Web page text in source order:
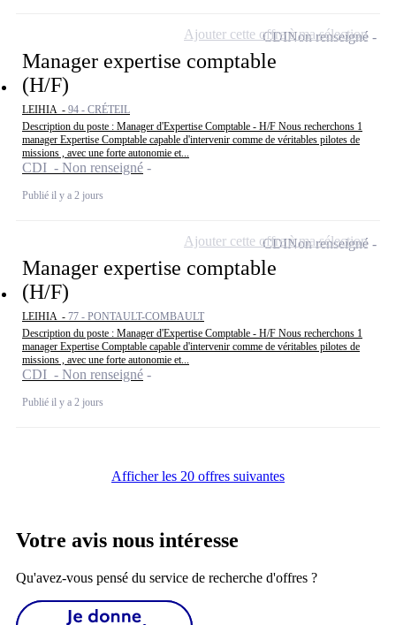
Manager expertise comptable
(H/F)
LEIHIA - 94 - CRÉTEIL
Description du poste : Manager d'Expertise Comptable - H/F Nous recherchons 1
manager Expertise Comptable capable d'intervenir comme de véritables pilotes de
missions , avec une forte autonomie et...
CDI - Non renseigné
Publié il y a 2 jours
CDINon renseigné
Ajouter cette offre à ma sélection
Manager expertise comptable
(H/F)
LEIHIA - 77 - PONTAULT-COMBAULT
Description du poste : Manager d'Expertise Comptable - H/F Nous recherchons 1
manager Expertise Comptable capable d'intervenir comme de véritables pilotes de
missions , avec une forte autonomie et...
CDI - Non renseigné
Publié il y a 2 jours
CDINon renseigné
Ajouter cette offre à ma sélection
Afficher les 20 offres suivantes
Votre avis nous intéresse
Qu'avez-vous pensé du service de recherche d'offres ?